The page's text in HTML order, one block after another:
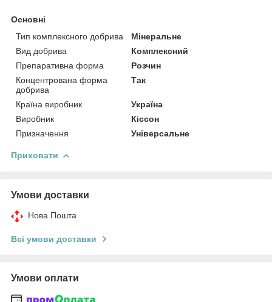
Основні
Тип комплексного добрива
Мінеральне
Вид добрива
Комплексний
Препаративна форма
Розчин
Концентрована форма
добрива
Так
Країна виробник
Україна
Виробник
Кіссон
Призначення
Універсальне
Приховати
Умови доставки
Нова Пошта
Всі умови доставки
Умови оплати